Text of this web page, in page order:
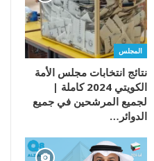
المجلس
نتائج انتخابات مجلس الأمة
الكويتي 2024 كاملة |
لجميع المرشحين في جميع
الدوائر…